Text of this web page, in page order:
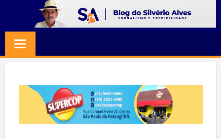
content
SILVERIO
ALVES
Jornalismo
Credibilidade